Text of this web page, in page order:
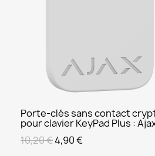
APERÇU
Porte-clés sans contact
pour clavier KeyPad Plus :
10,20 €4,90 €